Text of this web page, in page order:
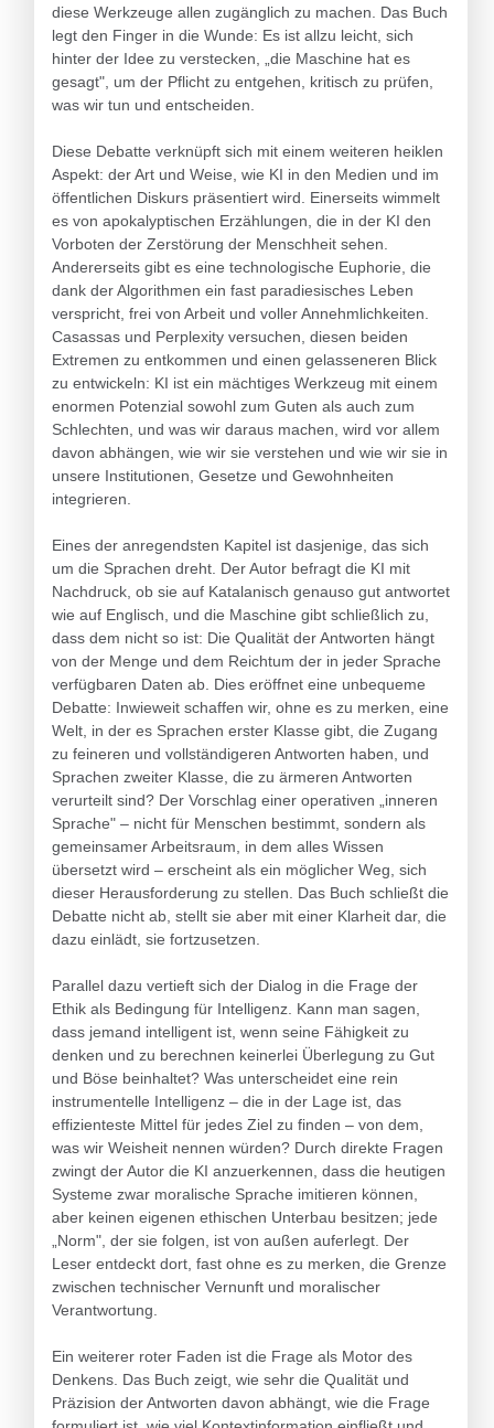
diese Werkzeuge allen zugänglich zu machen. Das Buch
legt den Finger in die Wunde: Es ist allzu leicht, sich
hinter der Idee zu verstecken, „die Maschine hat es
gesagt", um der Pflicht zu entgehen, kritisch zu prüfen,
was wir tun und entscheiden.
Diese Debatte verknüpft sich mit einem weiteren heiklen
Aspekt: der Art und Weise, wie KI in den Medien und im
öffentlichen Diskurs präsentiert wird. Einerseits wimmelt
es von apokalyptischen Erzählungen, die in der KI den
Vorboten der Zerstörung der Menschheit sehen.
Andererseits gibt es eine technologische Euphorie, die
dank der Algorithmen ein fast paradiesisches Leben
verspricht, frei von Arbeit und voller Annehmlichkeiten.
Casassas und Perplexity versuchen, diesen beiden
Extremen zu entkommen und einen gelasseneren Blick
zu entwickeln: KI ist ein mächtiges Werkzeug mit einem
enormen Potenzial sowohl zum Guten als auch zum
Schlechten, und was wir daraus machen, wird vor allem
davon abhängen, wie wir sie verstehen und wie wir sie in
unsere Institutionen, Gesetze und Gewohnheiten
integrieren.
Eines der anregendsten Kapitel ist dasjenige, das sich
um die Sprachen dreht. Der Autor befragt die KI mit
Nachdruck, ob sie auf Katalanisch genauso gut antwortet
wie auf Englisch, und die Maschine gibt schließlich zu,
dass dem nicht so ist: Die Qualität der Antworten hängt
von der Menge und dem Reichtum der in jeder Sprache
verfügbaren Daten ab. Dies eröffnet eine unbequeme
Debatte: Inwieweit schaffen wir, ohne es zu merken, eine
Welt, in der es Sprachen erster Klasse gibt, die Zugang
zu feineren und vollständigeren Antworten haben, und
Sprachen zweiter Klasse, die zu ärmeren Antworten
verurteilt sind? Der Vorschlag einer operativen „inneren
Sprache" – nicht für Menschen bestimmt, sondern als
gemeinsamer Arbeitsraum, in dem alles Wissen
übersetzt wird – erscheint als ein möglicher Weg, sich
dieser Herausforderung zu stellen. Das Buch schließt die
Debatte nicht ab, stellt sie aber mit einer Klarheit dar, die
dazu einlädt, sie fortzusetzen.
Parallel dazu vertieft sich der Dialog in die Frage der
Ethik als Bedingung für Intelligenz. Kann man sagen,
dass jemand intelligent ist, wenn seine Fähigkeit zu
denken und zu berechnen keinerlei Überlegung zu Gut
und Böse beinhaltet? Was unterscheidet eine rein
instrumentelle Intelligenz – die in der Lage ist, das
effizienteste Mittel für jedes Ziel zu finden – von dem,
was wir Weisheit nennen würden? Durch direkte Fragen
zwingt der Autor die KI anzuerkennen, dass die heutigen
Systeme zwar moralische Sprache imitieren können,
aber keinen eigenen ethischen Unterbau besitzen; jede
„Norm", der sie folgen, ist von außen auferlegt. Der
Leser entdeckt dort, fast ohne es zu merken, die Grenze
zwischen technischer Vernunft und moralischer
Verantwortung.
Ein weiterer roter Faden ist die Frage als Motor des
Denkens. Das Buch zeigt, wie sehr die Qualität und
Präzision der Antworten davon abhängt, wie die Frage